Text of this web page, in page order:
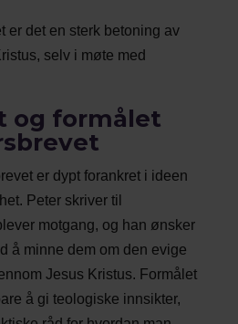
er det en sterk betoning av
selv i møte med
og formålet
er dypt forankret i ideen
Peter skriver til
motgang, og han ønsker
å minne dem om den evige
Jesus Kristus. Formålet
å gi teologiske innsikter,